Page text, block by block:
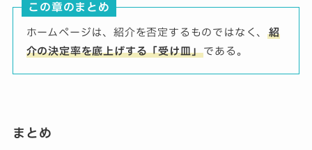
この章のまとめ
ホームページは、紹介を否定するものではなく、紹
介の決定率を底上げする「受け皿」である。
まとめ